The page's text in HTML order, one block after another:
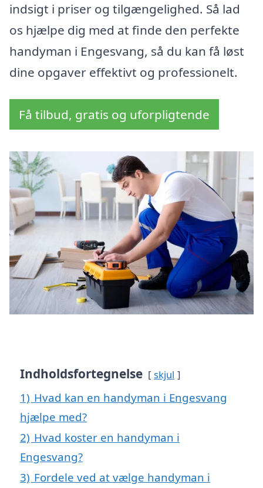
indsigt i priser og tilgængelighed. Så lad
os hjælpe dig med at finde den perfekte
handyman i Engesvang, så du kan få løst
dine opgaver effektivt og professionelt.
Få tilbud, gratis og uforpligtende
Indholdsfortegnelse skjul
1) Hvad kan en handyman i Engesvang
hjælpe med?
2) Hvad koster en handyman i
Engesvang?
3) Fordele ved at vælge handyman i